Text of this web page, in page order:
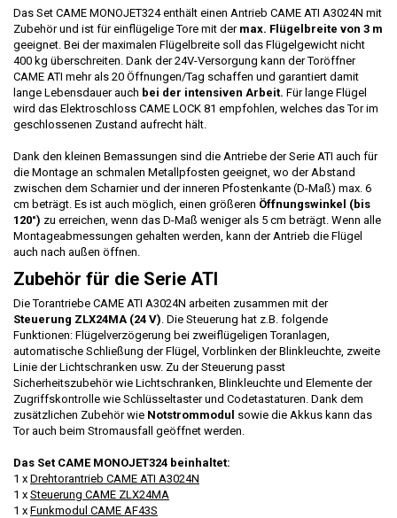
Das Set CAME MONOJET324 enthält einen Antrieb CAME ATI A3024N mit
Zubehör und ist für einflügelige Tore mit der max. Flügelbreite von 3 m
geeignet. Bei der maximalen Flügelbreite soll das Flügelgewicht nicht
400 kg überschreiten. Dank der 24V-Versorgung kann der Toröffner
CAME ATI mehr als 20 Öffnungen/Tag schaffen und garantiert damit
lange Lebensdauer auch bei der intensiven Arbeit. Für lange Flügel
wird das Elektroschloss CAME LOCK 81 empfohlen, welches das Tor im
geschlossenen Zustand aufrecht hält.
Dank den kleinen Bemassungen sind die Antriebe der Serie ATI auch für
die Montage an schmalen Metallpfosten geeignet, wo der Abstand
zwischen dem Scharnier und der inneren Pfostenkante (D-Maß) max. 6
cm beträgt. Es ist auch möglich, einen größeren Öffnungswinkel (bis
120°) zu erreichen, wenn das D-Maß weniger als 5 cm beträgt. Wenn alle
Montageabmessungen gehalten werden, kann der Antrieb die Flügel
auch nach außen öffnen.
Zubehör für die Serie ATI
Die Torantriebe CAME ATI A3024N arbeiten zusammen mit der
Steuerung ZLX24MA (24 V) . Die Steuerung hat z.B. folgende
Funktionen: Flügelverzögerung bei zweiflügeligen Toranlagen,
automatische Schließung der Flügel, Vorblinken der Blinkleuchte, zweite
Linie der Lichtschranken usw. Zu der Steuerung passt
Sicherheitszubehör wie Lichtschranken, Blinkleuchte und Elemente der
Zugriffskontrolle wie Schlüsseltaster und Codetastaturen. Dank dem
zusätzlichen Zubehör wie Notstrommodul sowie die Akkus kann das
Tor auch beim Stromausfall geöffnet werden.
Das Set CAME MONOJET324 beinhaltet:
1 x Drehtorantrieb CAME ATI A3024N
1 x Steuerung CAME ZLX24MA
1 x Funkmodul CAME AF43S